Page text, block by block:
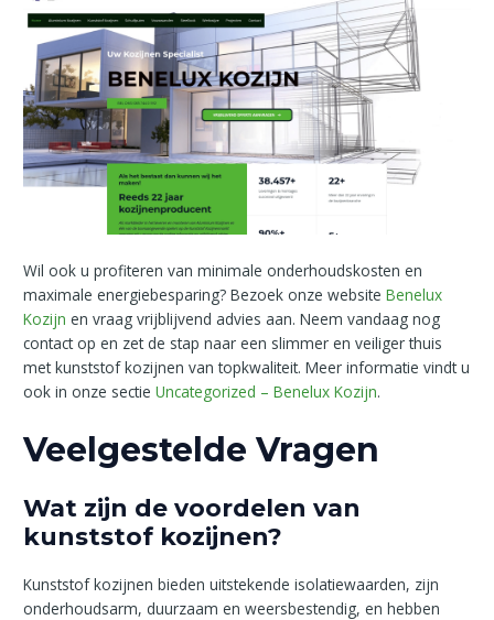
Wil ook u profiteren van minimale onderhoudskosten en
maximale energiebesparing? Bezoek onze websiteBenelux
Kozijn en vraag vrijblijvend advies aan. Neem vandaag nog
contact op en zet de stap naar een slimmer en veiliger thuis
met kunststof kozijnen van topkwaliteit. Meer informatie vindt u
ook in onze sectieUncategorized – Benelux Kozijn.
Veelgestelde Vragen
Wat zijn de voordelen van
kunststof kozijnen?
Kunststof kozijnen bieden uitstekende isolatiewaarden, zijn
onderhoudsarm, duurzaam en weersbestendig, en hebben